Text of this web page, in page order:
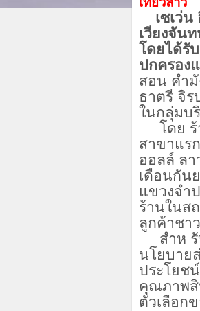
เซเว่น
เวียงจัน
โดยได้รั
ปกครอง
สอน คำมั
ธาตรี จิร
ในกลุ่มบ
โดย ร้า
สาขาแร
ออลล์ ลา
เดือนกัน
แขวงจำ
ร้านในส
ลูกค้าชา
สำห รั
นโยบาย
ประโยช
คุณภาพสิ
ตัวเลือก